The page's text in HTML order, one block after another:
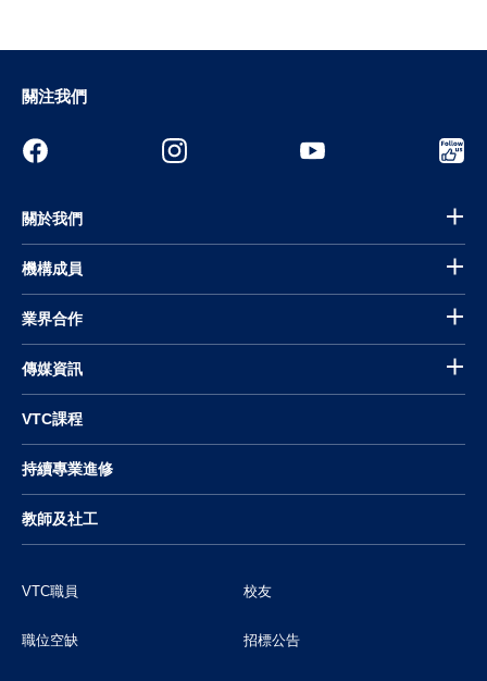
關注我們
關於我們
機構成員
業界合作
傳媒資訊
VTC課程
持續專業進修
教師及社工
VTC職員 校友
職位空缺 招標公告